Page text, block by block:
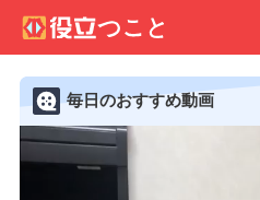
毎日のおすすめ動画